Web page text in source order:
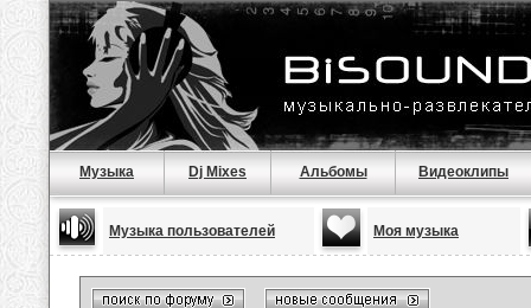
Музыка Dj Mixes Альбомы Видеоклипы
Музыка пользователей Моя музыка